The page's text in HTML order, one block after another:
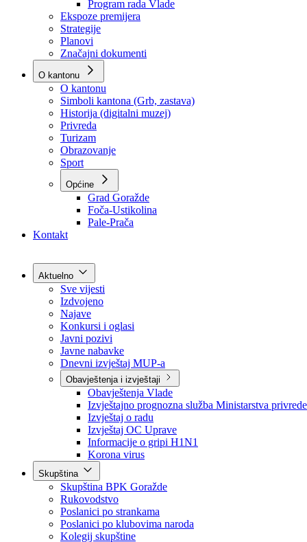
Vlada
Poslovnik
Program rada Vlade
Ekspoze premijera
Strategije
Planovi
Značajni dokumenti
O kantonu
O kantonu
Simboli kantona (Grb, zastava)
Historija (digitalni muzej)
Privreda
Turizam
Obrazovanje
Sport
Općine
Kontakt
Aktuelno
Sve vijesti
Izdvojeno
Najave
Konkursi i oglasi
Javni pozivi
Javne nabavke
Dnevni izvještaj MUP-a
Obavještenja i izvještaji
Obavještenja Vlade
Izvještajno prognozna služba Ministarstva privrede
Izvještaj o radu
Izvještaj OC Uprave
Informacije o gripi H1N1
Korona virus
Skupština
Skupština BPK Goražde
Rukovodstvo